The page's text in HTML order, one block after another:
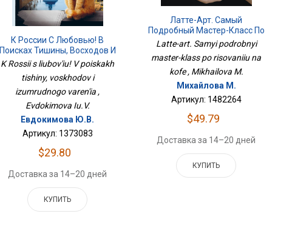
К России С Любовью! В
Поисках Тишины, Восходов И
Изумрудного Варенья
K Rossii s liubov'iu! V poiskakh
tishiny, voskhodov i
izumrudnogo varen'ia ,
Evdokimova Iu.V.
Евдокимова Ю.В.
Артикул: 1373083
$29.80
Доставка за 14–20 дней
КУПИТЬ
Латте-Арт. Самый
Подробный Мастер-Класс По
Рисованию На Кофе
Latte-art. Samyi podrobnyi
master-klass po risovaniiu na
kofe , Mikhailova M.
Михайлова М.
Артикул: 1482264
$49.79
Доставка за 14–20 дней
КУПИТЬ